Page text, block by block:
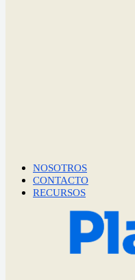
NOSOTROS
CONTACTO
RECURSOS